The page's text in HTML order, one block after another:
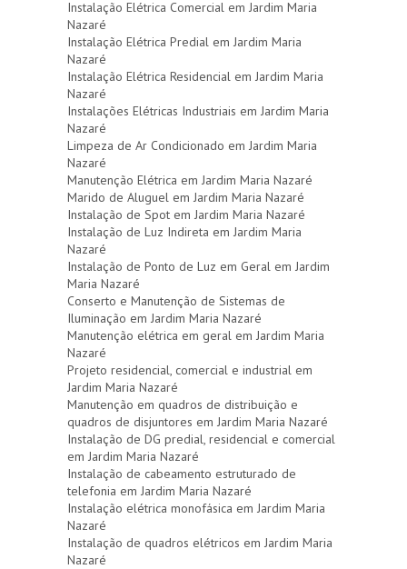
Instalação Elétrica Comercial em Jardim Maria
Nazaré
Instalação Elétrica Predial em Jardim Maria
Nazaré
Instalação Elétrica Residencial em Jardim Maria
Nazaré
Instalações Elétricas Industriais em Jardim Maria
Nazaré
Limpeza de Ar Condicionado em Jardim Maria
Nazaré
Manutenção Elétrica em Jardim Maria Nazaré
Marido de Aluguel em Jardim Maria Nazaré
Instalação de Spot em Jardim Maria Nazaré
Instalação de Luz Indireta em Jardim Maria
Nazaré
Instalação de Ponto de Luz em Geral em Jardim
Maria Nazaré
Conserto e Manutenção de Sistemas de
Iluminação em Jardim Maria Nazaré
Manutenção elétrica em geral em Jardim Maria
Nazaré
Projeto residencial, comercial e industrial em
Jardim Maria Nazaré
Manutenção em quadros de distribuição e
quadros de disjuntores em Jardim Maria Nazaré
Instalação de DG predial, residencial e comercial
em Jardim Maria Nazaré
Instalação de cabeamento estruturado de
telefonia em Jardim Maria Nazaré
Instalação elétrica monofásica em Jardim Maria
Nazaré
Instalação de quadros elétricos em Jardim Maria
Nazaré